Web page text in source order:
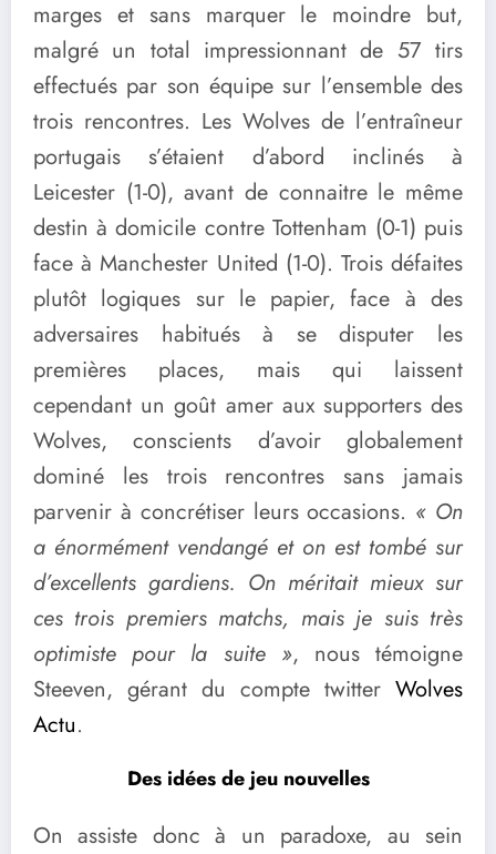
marges et sans marquer le moindre but,
malgré un total impressionnant de 57 tirs
effectués par son équipe sur l’ensemble des
trois rencontres. Les Wolves de l’entraîneur
portugais s’étaient d’abord inclinés à
Leicester (1-0), avant de connaitre le même
destin à domicile contre Tottenham (0-1) puis
face à Manchester United (1-0). Trois défaites
plutôt logiques sur le papier, face à des
adversaires habitués à se disputer les
premières places, mais qui laissent
cependant un goût amer aux supporters des
Wolves, conscients d’avoir globalement
dominé les trois rencontres sans jamais
parvenir à concrétiser leurs occasions. « On
a énormément vendangé et on est tombé sur
d’excellents gardiens. On méritait mieux sur
ces trois premiers matchs, mais je suis très
optimiste pour la suite », nous témoigne
Steeven, gérant du compte twitter Wolves
Actu.
Des idées de jeu nouvelles
On assiste donc à un paradoxe, au sein